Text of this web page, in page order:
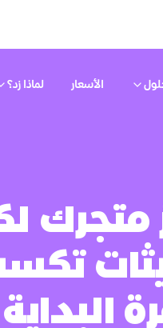
الأسعار لماذا زد؟
البداية